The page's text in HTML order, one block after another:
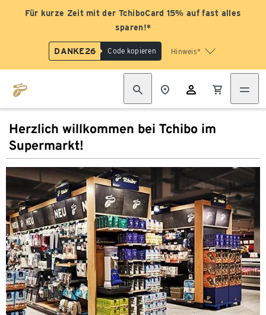
Für kurze Zeit mit der TchiboCard 15% auf fast alles
sparen!*
DANKE26 Code kopieren Hinweis*
Herzlich willkommen bei Tchibo im
Supermarkt!